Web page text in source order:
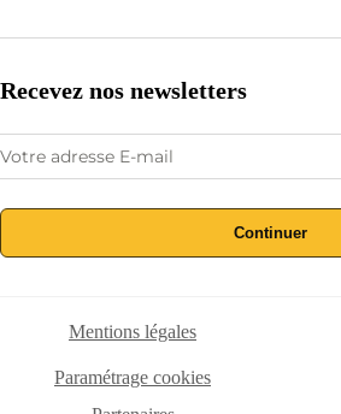
Recevez nos newsletters
Continuer
Mentions légales
Paramétrage cookies